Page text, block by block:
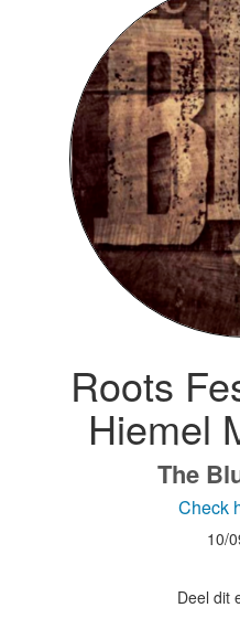
Roots
Hiemel
The
Check
10/
Deel dit